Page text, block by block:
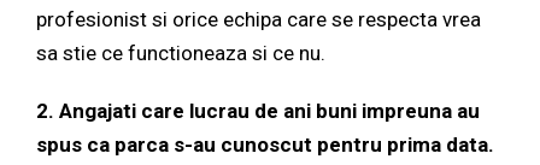
profesionist si orice echipa care se respecta vrea
sa stie ce functioneaza si ce nu.
2. Angajati care lucrau de ani buni impreuna au
spus ca parca s-au cunoscut pentru prima data.